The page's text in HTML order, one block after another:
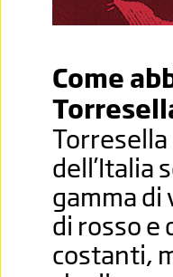
Come
Torresella
dell’Italia
gamma
di rosso e
costanti,